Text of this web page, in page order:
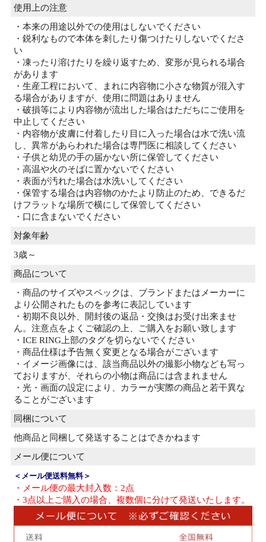
使用上の注意
・本来の用途以外での使用はしないでください
・鋭利なもので本体を刺したり傷つけたりしないでくださ
い
・凍ったり溶けたりを繰り返すため、変形が見られる場合
があります
・生産工程において、まれに内容物に小さな物質が混入す
る場合がありますが、使用に問題はありません
・破損等により内容物が流出した場合はただちにご使用を
中止してください
・内容物が皮膚に付着したり目に入った場合は水で洗い流
し、異常があらわれた場合は専門医に相談してください
・子供と幼児の手の届かない所に保管してください
・高温や火のそばに置かないでください
・表面が汚れた場合は水洗いしてください
・保管する場合は内容物のかたより防止のため、できるだ
けフラットな場所で横にして保管してください
・口に含まないでください
対象年齢
3歳～
商品について
・商品のサイズやスペックは、ブランドまたはメーカーに
より公開されたものを参考に表記しています
・初期不良以外、開封後の返品・交換はお受け出来ませ
ん。注意点をよくご確認の上、ご購入をお願い致します
・ICE RING上部のタグを切らないでください
・商品仕様は予告無く変更となる場合がございます
・イメージ画像には、該当商品以外の撮影小物なども写っ
ておりますが、それらの小物は商品には含まれません
・光・画面の設定により、カラーが実際の商品と若干異な
ることがございます
同梱について
他商品と同梱して発送することはできかねます
メール便について
＜メール便送料無料＞
・メール便の最大封入数：2点
・3点以上ご購入の場合、複数個に分けて発送いたします。